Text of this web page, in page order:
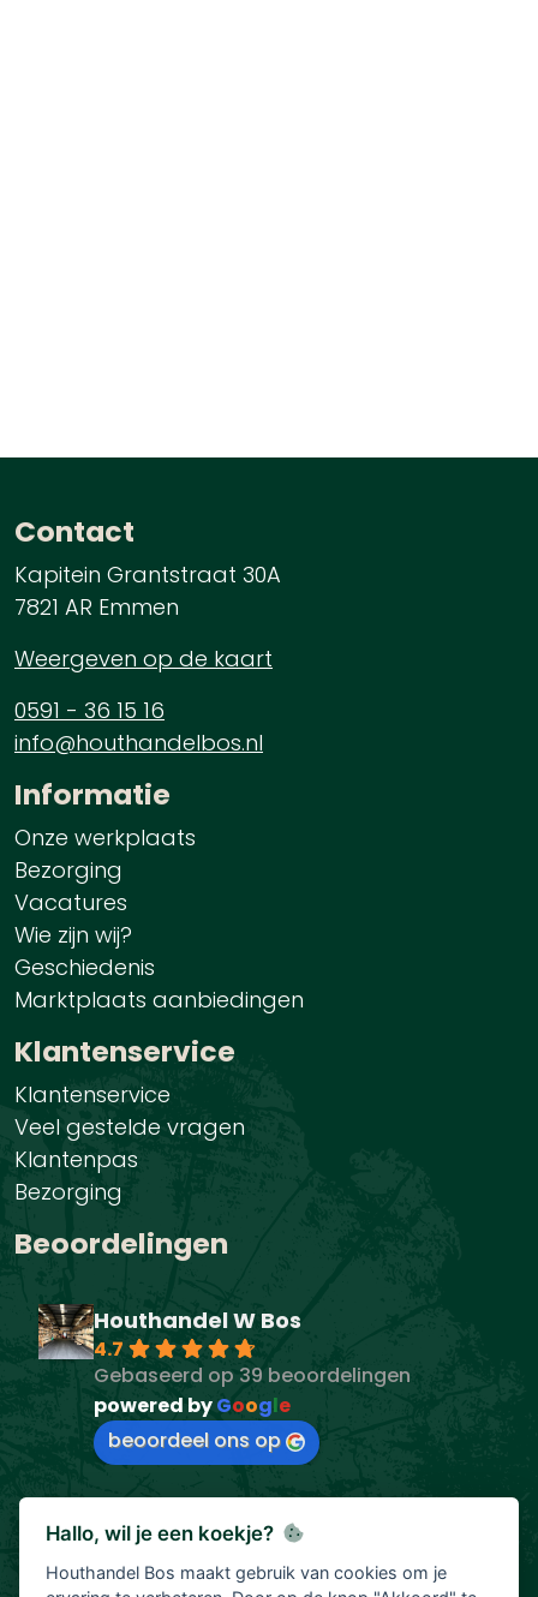
Contact
Kapitein Grantstraat 30A
7821 AR Emmen
Weergeven op de kaart
0591 - 36 15 16
info@houthandelbos.nl
Informatie
Onze werkplaats
Bezorging
Vacatures
Wie zijn wij?
Geschiedenis
Marktplaats aanbiedingen
Klantenservice
Klantenservice
Veel gestelde vragen
Klantenpas
Bezorging
Beoordelingen
Houthandel W Bos
4.7
Gebaseerd op 39 beoordelingen
powered byGoogle
beoordeel ons op
Hallo, wil je een koekje?
Houthandel Bos maakt gebruik van cookies om je